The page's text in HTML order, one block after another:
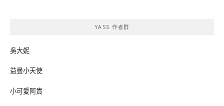
YASS 作者群
吳大妮
益曼小天使
小可愛阿貴